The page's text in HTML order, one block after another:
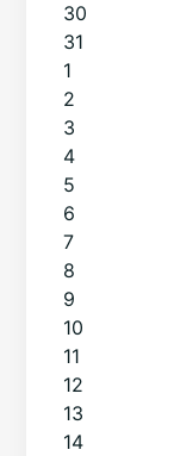
30
31
1
2
3
4
5
6
7
8
9
10
11
12
13
14